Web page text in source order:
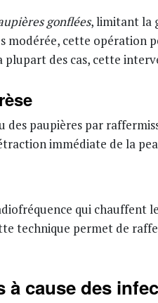
gonflées, limitant la
modérée, cette opération
plupart des cas, cette
paupières par
immédiate de la
qui
technique permet de
à cause des